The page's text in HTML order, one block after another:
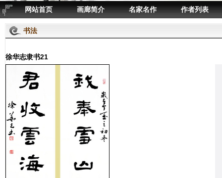
网站首页 画廊简介 名家名作 作者列表
书法
徐华志隶书21